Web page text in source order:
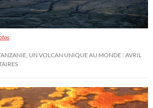
UN VOLCAN UNIQUE AU MONDE AVRIL